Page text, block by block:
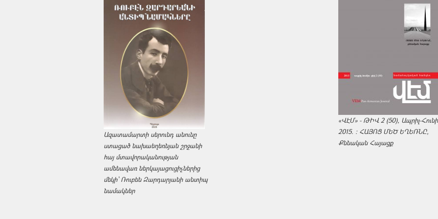
Ազատամարտի սերունդ անունը
ստացած նախաեղեռնյան շրջանի
հայ մտավորականության
ամենավառ ներկայացուցիչներից
մեկի՝ Ռուբեն Զարդարյանի անտիպ
նամակներ
«ՎԷՄ» - ԹԻՎ 2 (50), Ապրիլ-
2015. : ՀԱՅՈՑ ՄԵԾ ԵՂԵՌՆԸ,
Քննական Հայացք